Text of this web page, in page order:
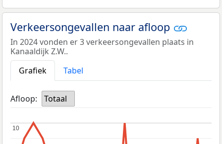
Verkeersongevallen naar afloop
In 2024 vonden er 3 verkeersongevallen plaats in
Kanaaldijk Z.W..
Grafiek
Tabel
Afloop: Totaal
10
10